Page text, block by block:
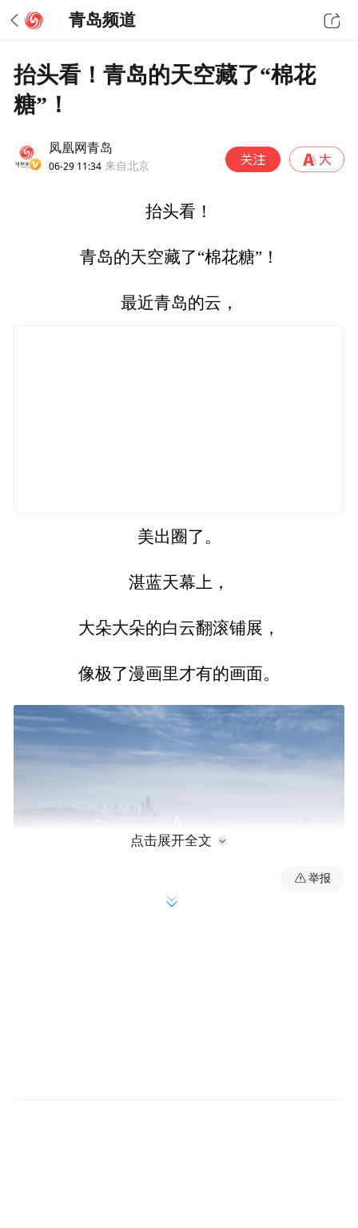
青岛频道
抬头看！青岛的天空藏了“棉花
糖”！
凤凰网青岛
06-29 11:34 来自北京
抬头看！
青岛的天空藏了“棉花糖”！
最近青岛的云，
美出圈了。
湛蓝天幕上，
大朵大朵的白云翻滚铺展，
像极了漫画里才有的画面。
点击展开全文
举报